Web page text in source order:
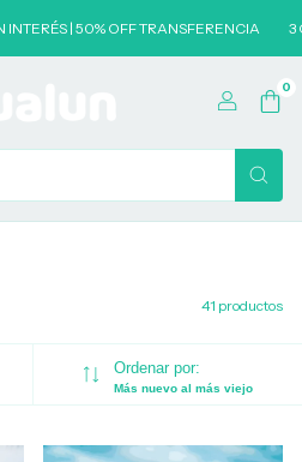
TRANSFERENCIA 3 CUOTAS SIN
0
41 productos
Ordenar por:
Más nuevo al más viejo